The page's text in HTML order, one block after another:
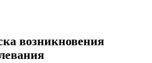
возникновения